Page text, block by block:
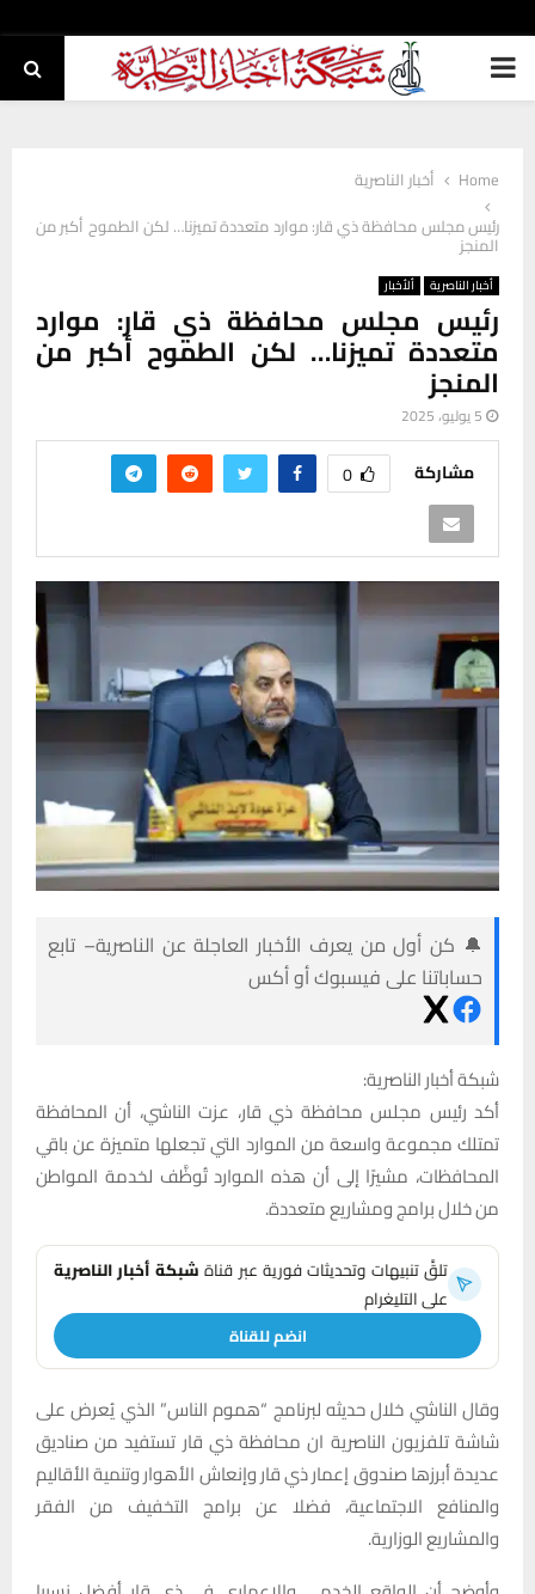
PRIMARY
Home
أخبار الناصرية
رئيس مجلس محافظة ذي قار: موارد متعددة تميزنا… لكن الطموح أكبر من
المنجز
أخبار الناصرية ألأخبار
رئيس مجلس محافظة ذي قار: موارد
متعددة تميزنا… لكن الطموح أكبر من
المنجز
5 يوليو، 2025
مشاركة 0
🔔 كن أول من يعرف الأخبار العاجلة عن الناصرية– تابع
حساباتنا على فيسبوك أو أكس
شبكة أخبار الناصرية:
أكد رئيس مجلس محافظة ذي قار، عزت الناشي، أن المحافظة
تمتلك مجموعة واسعة من الموارد التي تجعلها متميزة عن باقي
المحافظات، مشيرًا إلى أن هذه الموارد تُوظَّف لخدمة المواطن
من خلال برامج ومشاريع متعددة.
تلقَّ تنبيهات وتحديثات فورية عبر قناةشبكة أخبار الناصرية
على التليغرام
انضم للقناة
وقال الناشي خلال حديثه لبرنامج “هموم الناس” الذي يُعرض على
شاشة تلفزيون الناصرية ان محافظة ذي قار تستفيد من صناديق
عديدة أبرزها صندوق إعمار ذي قار وإنعاش الأهوار وتنمية الأقاليم
والمنافع الاجتماعية، فضلا عن برامج التخفيف من الفقر
والمشاريع الوزارية.